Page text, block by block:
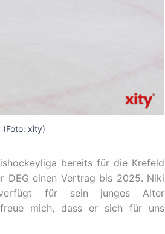
(Foto: xity)
bereits für die Krefeld
DEG einen Vertrag bis 2025. Niki
für sein junges Alter
mich, dass er sich für uns